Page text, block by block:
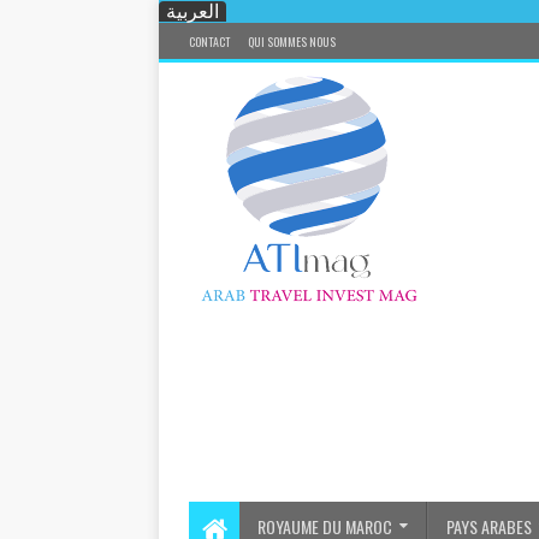
العربية
CONTACT QUI SOMMES NOUS
ROYAUME DU MAROC PAYS ARABES